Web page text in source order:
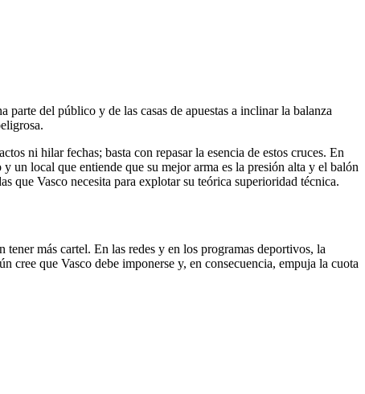
del público y de las casas de apuestas a inclinar la balanza
ni hilar fechas; basta con repasar la esencia de estos cruces. En
un local que entiende que su mejor arma es la presión alta y el balón
que Vasco necesita para explotar su teórica superioridad técnica.
más cartel. En las redes y en los programas deportivos, la
cree que Vasco debe imponerse y, en consecuencia, empuja la cuota